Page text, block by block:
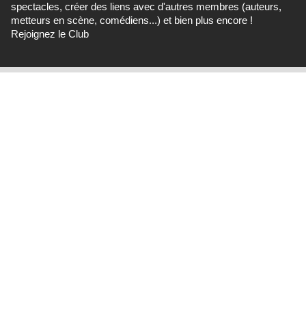
spectacles, créer des liens avec d'autres membres (auteurs,
metteurs en scène, comédiens...) et bien plus encore !
Rejoignez le Club